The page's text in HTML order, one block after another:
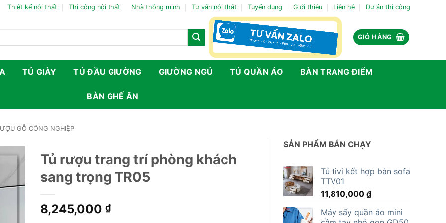
Thiết kế nội thất Thi công nội thất Nhà thông minh Tư vấn nội thất Tuyển dụng Giới thiệu Liên hệ Dự án thi công
GIỎ HÀNG
TỦ GIÀY TỦ ĐẦU GIƯỜNG GIƯỜNG NGỦ TỦ QUẦN ÁO BÀN TRANG ĐIỂM
BÀN GHẾ ĂN
GỖ CÔNG NGHIỆP
SẢN PHẨM BÁN CHẠY
Tủ tivi kết hợp bàn sofa
TTV01
11,810,000 ₫
Máy sấy quần áo mini
Tủ rượu trang trí phòng khách
sang trọng TR05
8,245,000 ₫